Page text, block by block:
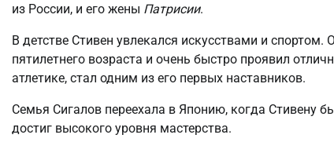
из России, и его жены Патрисии.
В детстве Стивен увлекался искусствами и
пятилетнего возраста и очень быстро проявил
атлетике, стал одним из его первых наставников.
Семья Сигалов переехала в Японию, когда Стивену
достиг высокого уровня мастерства.